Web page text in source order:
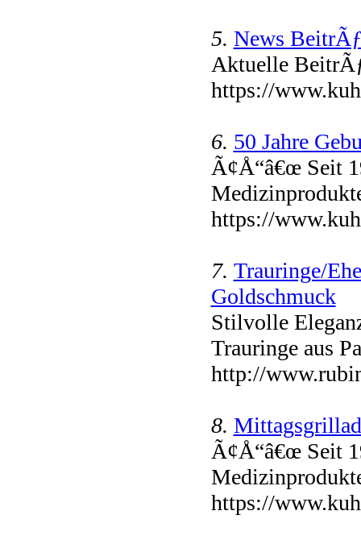
5. News
Aktuelle
https://
6. 50 Jahre
Ã¢Å“â€œ Seit
https://
7. Trauringe/
Goldschmuck
Stilvolle
Trauringe aus
http://
8.
Ã¢Å“â€œ Seit
https://